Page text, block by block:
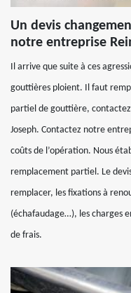
Un devis
notre entreprise
Il arrive que suite à ces
gouttières ploient. Il faut
partiel de gouttière,
Joseph. Contactez notre
coûts de l’opération. Nous
remplacement partiel. Le
remplacer, les fixations à
(échafaudage…), les charges
de frais.